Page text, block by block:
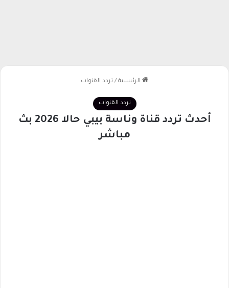
الرئيسية / تردد القنوات
تردد القنوات
أحدث تردد قناة وناسة بيبي حالا 2026 بث
مباشر